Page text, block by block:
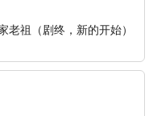
老祖（剧终，新的开始）